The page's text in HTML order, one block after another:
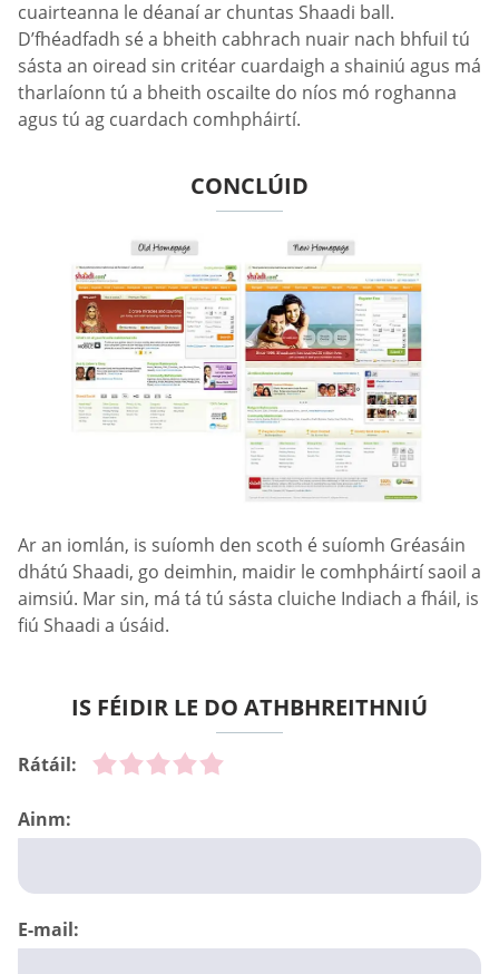
cuairteanna le déanaí ar chuntas Shaadi ball.
D’fhéadfadh sé a bheith cabhrach nuair nach bhfuil tú
sásta an oiread sin critéar cuardaigh a shainiú agus má
tharlaíonn tú a bheith oscailte do níos mó roghanna
agus tú ag cuardach comhpháirtí.
CONCLÚID
Ar an iomlán, is suíomh den scoth é suíomh Gréasáin
dhátú Shaadi, go deimhin, maidir le comhpháirtí saoil a
aimsiú. Mar sin, má tá tú sásta cluiche Indiach a fháil, is
fiú Shaadi a úsáid.
IS FÉIDIR LE DO ATHBHREITHNIÚ
Rátáil:
Ainm:
E-mail: